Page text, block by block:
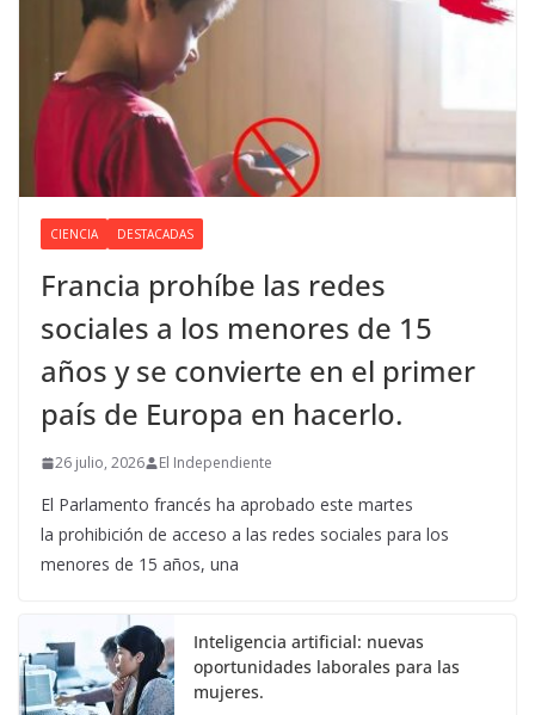
CIENCIA DESTACADAS
Francia prohíbe las redes
sociales a los menores de 15
años y se convierte en el primer
país de Europa en hacerlo.
26 julio, 2026 El Independiente
El Parlamento francés ha aprobado este martes
la prohibición de acceso a las redes sociales para los
menores de 15 años, una
Inteligencia artificial: nuevas
oportunidades laborales para las
mujeres.